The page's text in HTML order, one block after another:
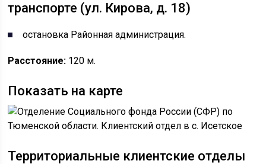
транспорте (ул. Кирова, д. 18)
остановка Районная администрация.
Расстояние: 120 м.
Показать на карте
Территориальные клиентские отделы